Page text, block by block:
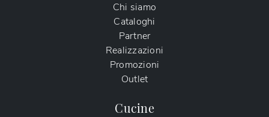
Chi siamo
Cataloghi
Partner
Realizzazioni
Promozioni
Outlet
Cucine